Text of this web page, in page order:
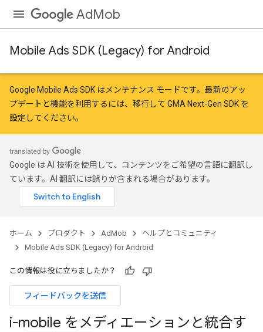
AdMob
Mobile Ads SDK (Legacy) for Android
Google Mobile Ads SDK はメンテナンス モードです。最新のアッ
プデートと機能を利用するには、 移行して GMA Next-Gen SDK を
設定 してください。
Google は AI 技術を使用して、コンテンツをご希望の言語に翻訳し
ています。AI 翻訳には誤りが含まれる場合があります。
ホーム プロダクト AdMob
ヘルプとコミュニティ
Mobile Ads SDK (Legacy) for Android
この情報は役に立ちましたか？
フィードバックを送信
i-mobile をメディエーションと統合す